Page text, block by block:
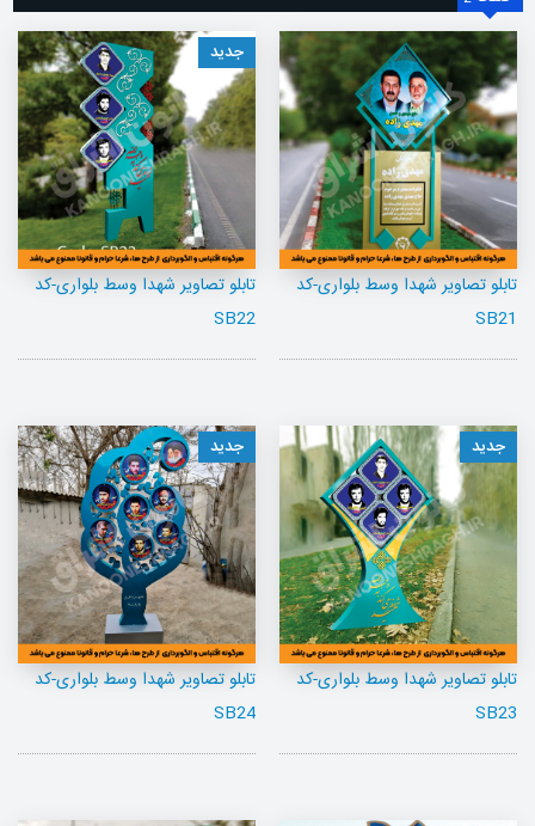
تابلو تصاویر شهدا وسط بلواری-کد
SB21
جدید
تابلو تصاویر شهدا وسط بلواری-کد
SB22
جدید
تابلو تصاویر شهدا وسط بلواری-کد
SB23
جدید
تابلو تصاویر شهدا وسط بلواری-کد
SB24